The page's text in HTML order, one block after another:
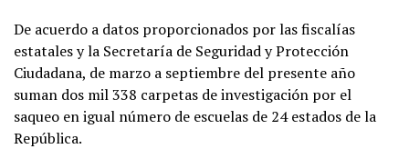
De acuerdo a datos proporcionados por las fiscalías
estatales y la Secretaría de Seguridad y Protección
Ciudadana, de marzo a septiembre del presente año
suman dos mil 338 carpetas de investigación por el
saqueo en igual número de escuelas de 24 estados de la
República.